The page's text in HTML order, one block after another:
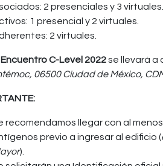
2 presenciales y 3 virtuales.
1 presencial y 2 virtuales.
2 virtuales.
Encuentro C-Level 2022se llevará a
06500 Ciudad de México,
recomendamos llegar con al
previo a ingresar al edificio (
).